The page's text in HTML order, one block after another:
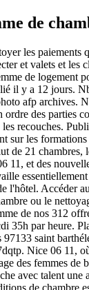
de
les paiements
et valets et les
de logement
il y a 12 jours.
afp archives.
ordre des parties
recouches.
sur les
de 21 chambres,
11, et des
l'hôtel. Accéder
ou le
de nos 312
35h par heure.
saint
Nice 06 11,
des femmes de
avec talent une
de chambre